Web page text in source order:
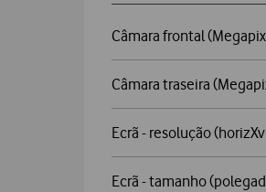
Câmara frontal
Câmara traseira
Ecrã - resolução
Ecrã - tamanho